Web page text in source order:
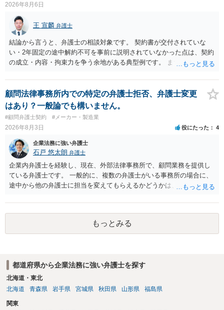
2026年8月6日
王 宣麟 弁護士
結論から言うと、弁護士の相談対象です。 契約書が交付されていな
い・2年固定の途中解約不可を事前に説明されていなかった点は、契約
の成立・内容・拘束力を争う余地がある典型例です。 まずは、運営と
みてはいかがでしょうか。 また同時並行で（もしまだされていないの
であれば）書面で退所意思の明確化はしておくべきだと考えます。
顧問法律事務所内での特定の弁護士拒否、弁護士変更
はあり？一般論でも構いません。
#顧問弁護士契約 #メーカー・製造業
2026年8月3日 役にたった 4
企業法務に強い弁護士
石戸 悠太朗 弁護士
企業内弁護士を経験し、現在、外部法律事務所で、顧問業務を提供し
ている弁護士です。 一般的に、複数の弁護士がいる事務所の場合に、
途中から他の弁護士に担当を変えてもらえるかどうかは、当該事務所
が不満を抱いている弁護士を担当にすることは望ましくないため、別
の弁護士に変更するのが通常でしょう。それでも、担当弁護士を変え
てくれない場合は、他の弁護士の担当案件が一般で担当を変えられな
いなどの事情があるかと思います。 担当弁護士が変わらず、仕事内容
もっとみる
都道府県から企業法務に強い弁護士を探す
北海道・東北
北海道
青森県 岩手県 宮城県 秋田県 山形県 福島県
関東